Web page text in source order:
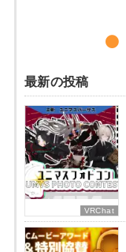
最新の投稿
VRChat